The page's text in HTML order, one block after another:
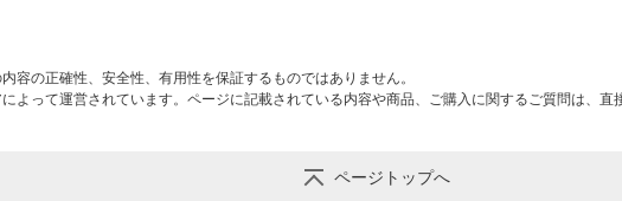
容の正確性、安全性、有用性を保証するものではありません。
よって運営されています。ページに記載されている内容や商品、ご購入に関するご質問は、直
ページトップへ